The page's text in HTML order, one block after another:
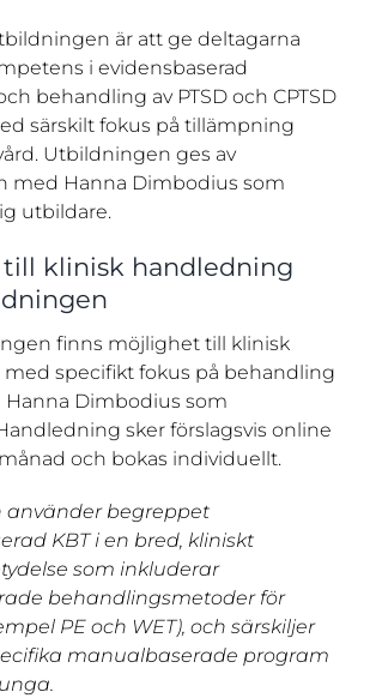
är att ge deltagarna
i evidensbaserad
behandling av PTSD och CPTSD
särskilt fokus på tillämpning
Utbildningen ges av
med Hanna Dimbodius som
utbildare.
klinisk handledning
finns möjlighet till klinisk
specifikt fokus på behandling
Hanna Dimbodius som
sker förslagsvis online
och bokas individuellt.
använder begreppet
KBT i en bred, kliniskt
som inkluderar
behandlingsmetoder för
PE och WET), och särskiljer
manualbaserade program